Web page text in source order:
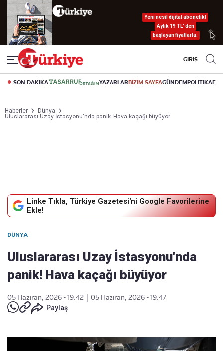
Yeni nesil dijital abonelik!
Aylık 19 TL’ den
başlayan fiyatlarla.
GİRİŞ
SON DAKİKA YAZARLARBİZİM SAYFAGÜNDEMPOLİTİKA
Haberler
Dünya
Uluslararası Uzay İstasyonu'nda panik! Hava kaçağı büyüyor
Linke Tıkla, Türkiye Gazetesi'ni Google Favorilerine
Ekle!
DÜNYA
Uluslararası Uzay İstasyonu'nda
panik! Hava kaçağı büyüyor
05 Haziran, 2026 - 19:42
05 Haziran, 2026 - 19:47
Paylaş